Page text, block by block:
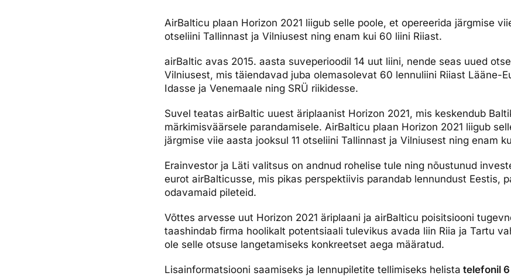
AirBalticu plaan Horizon 2021 liigub selle poole, et opereerida järgmise
otseliini Tallinnast ja Vilniusest ning enam kui 60 liini Riiast.
airBaltic avas 2015. aasta suveperioodil 14 uut liini, nende seas uued
Vilniusest, mis täiendavad juba olemasolevat 60 lennuliini Riiast Lääne-
Idasse ja Venemaale ning SRÜ riikidesse.
Suvel teatas airBaltic uuest äriplaanist Horizon 2021, mis keskendub
märkimisväärsele parandamisele. AirBalticu plaan Horizon 2021 liigub
järgmise viie aasta jooksul 11 otseliini Tallinnast ja Vilniusest ning enam
Erainvestor ja Läti valitsus on andnud rohelise tule ning nõustunud
eurot airBalticusse, mis pikas perspektiivis parandab lennundust Eestis,
odavamaid pileteid.
Võttes arvesse uut Horizon 2021 äriplaani ja airBalticu poisitsiooni
taashindab firma hoolikalt potentsiaali tulevikus avada liin Riia ja Tartu
ole selle otsuse langetamiseks konkreetset aega määratud.
Lisainformatsiooni saamiseks ja lennupiletite tellimiseks helista telefonil